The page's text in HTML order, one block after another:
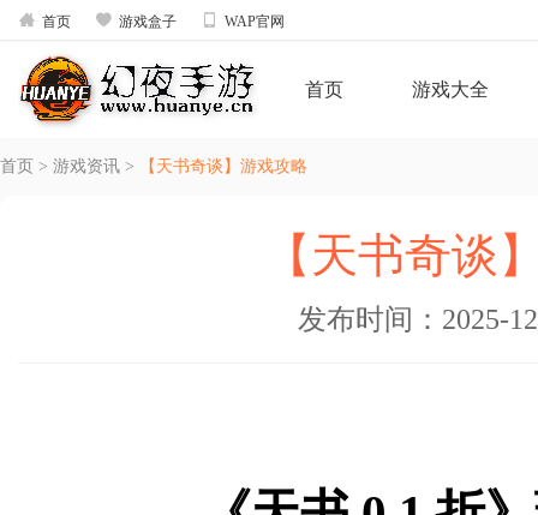
 首页  游戏盒子  WAP官网
首页 游戏大全
首页 > 游戏资讯 > 【天书奇谈】游戏攻略
【天书奇谈
发布时间：2025-